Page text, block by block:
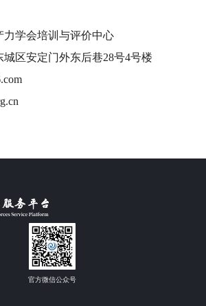
力学会培训与评价中心
区安定门外东后巷28号4号楼
官方微信公众号